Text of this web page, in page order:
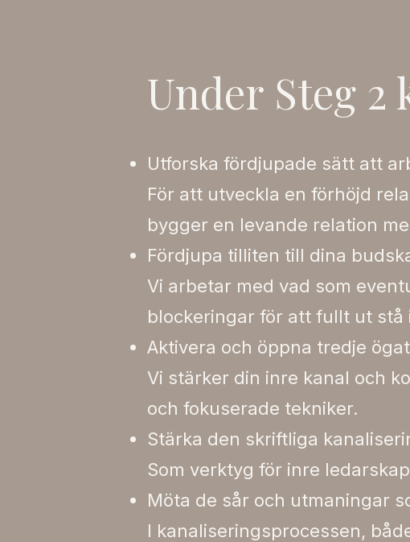
Under Steg
Utforska fördjupade sätt att
För att utveckla en förhöjd
bygger en levande relation
Fördjupa tilliten till dina
Vi arbetar med vad som
blockeringar för att fullt ut stå
Aktivera och öppna tredje
Vi stärker din inre kanal och
och fokuserade tekniker.
Stärka den skriftliga
Som verktyg för inre
Möta de sår och utmaningar
I kanaliseringsprocessen,